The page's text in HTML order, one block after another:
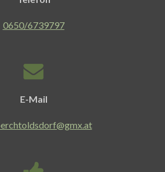
0650/6739797
E-Mail